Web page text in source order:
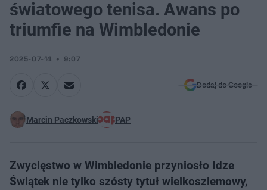
światowego tenisa. Awans po
triumfie na Wimbledonie
2025-07-14 9:07
Dodaj do Google
Marcin Paczkowski PAP
Zwycięstwo w Wimbledonie przyniosło Idze
Świątek nie tylko szósty tytuł wielkoszlemowy,